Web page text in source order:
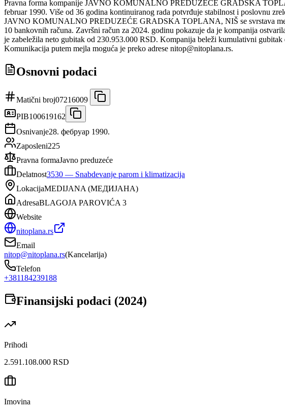
Pravna forma kompanije JAVNO KOMUNALNO PREDUZEĆE GRADSKA
februar 1990. Više od 36 godina kontinuiranog rada potvrđuje stabilnost i poslovnu
JAVNO KOMUNALNO PREDUZEĆE GRADSKA TOPLANA, NIŠ se svrstava
10 bankovnih računa. Završni račun za 2024. godinu pokazuje da je kompanija
je zabeležila neto gubitak od 230.953.000 RSD. Kompanija beleži kumulativni
Komunikacija putem mejla moguća je preko adrese nitop@nitoplana.rs.
Osnovni podaci
Matični broj07216009
PIB100619162
Osnivanje28. фебруар 1990.
Zaposleni225
Pravna formaJavno preduzeće
Delatnost3530 — Snabdevanje parom i klimatizacija
LokacijaMEDIJANA (МЕДИЈАНА)
AdresaBLAGOJA PAROVIĆA 3
Website
nitoplana.rs
Email
nitop@nitoplana.rs(Kancelarija)
Telefon
+381184239188
Finansijski podaci (2024)
Prihodi
2.591.108.000 RSD
Imovina